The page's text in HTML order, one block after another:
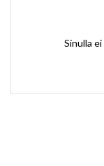
Sinulla